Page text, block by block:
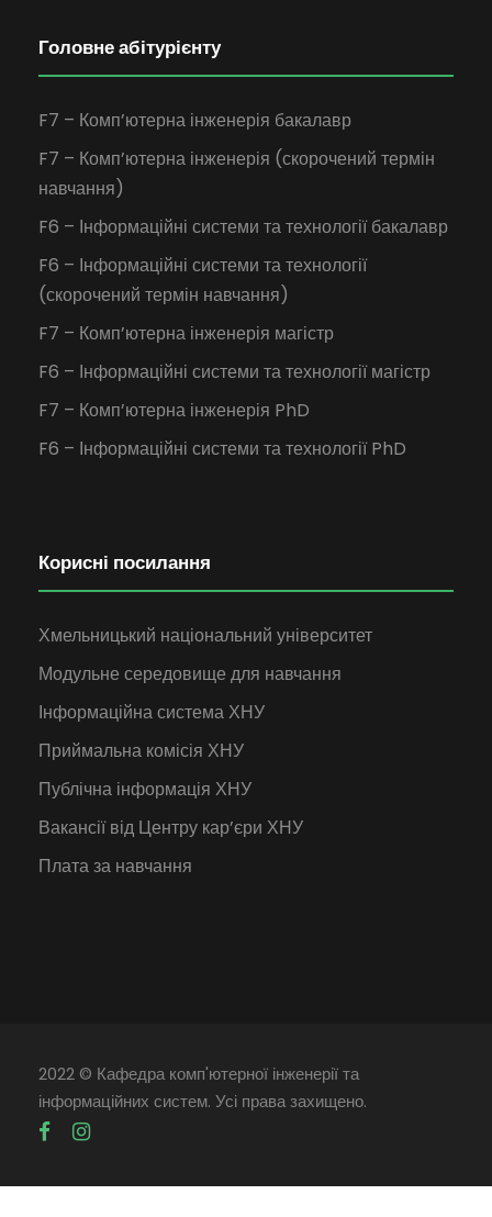
Головне абітурієнту
F7 – Комп’ютерна інженерія бакалавр
F7 – Комп’ютерна інженерія (скорочений термін
навчання)
F6 – Інформаційні системи та технології бакалавр
F6 – Інформаційні системи та технології
(скорочений термін навчання)
F7 – Комп’ютерна інженерія магістр
F6 – Інформаційні системи та технології магістр
F7 – Комп’ютерна інженерія PhD
F6 – Інформаційні системи та технології PhD
Корисні посилання
Хмельницький національний університет
Модульне середовище для навчання
Інформаційна система ХНУ
Приймальна комісія ХНУ
Публічна інформація ХНУ
Вакансії від Центру кар’єри ХНУ
Плата за навчання
2022 © Кафедра комп'ютерної інженерії та
інформаційних систем. Усі права захищено.